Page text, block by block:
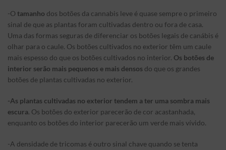
-O tamanho dos botões da cannabis leve é quase sempre o primeiro
sinal de que as plantas foram cultivadas dentro ou fora de casa.
Uma das formas seguras de diferenciar os botões legais de canábis é
olhar para o caule. Os botões cultivados no exterior têm um caule
mais espesso do que os botões cultivados no interior. Os botões de
interior serão mais pequenos e mais densos do que os grandes
botões de plantas cultivadas no exterior.
-As plantas cultivadas no exterior tendem a ter uma sombra mais
escura. Os botões do exterior parecerão de cor acastanhada,
enquanto os botões do interior parecerão um verde mais vívido.
-A densidade de tricomas é outro sinal chave quando se tenta